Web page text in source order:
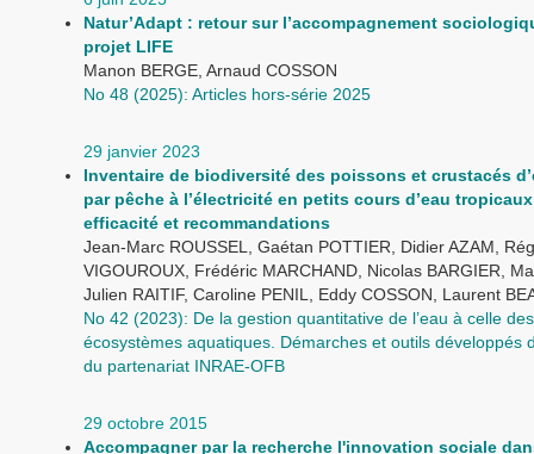
Natur’Adapt : retour sur l’accompagnement
projet LIFE
Manon BERGE, Arnaud COSSON
No 48 (2025): Articles hors-série 2025
29 janvier 2023
Inventaire de biodiversité des poissons et crustacés
par pêche à l’électricité en petits cours d’eau
efficacité et recommandations
Jean-Marc ROUSSEL, Gaétan POTTIER, Didier AZAM,
VIGOUROUX, Frédéric MARCHAND, Nicolas BARGIER,
Julien RAITIF, Caroline PENIL, Eddy COSSON, Laurent
No 42 (2023): De la gestion quantitative de l’eau à celle des
écosystèmes aquatiques. Démarches et outils développés
du partenariat INRAE-OFB
29 octobre 2015
Accompagner par la recherche l'innovation sociale